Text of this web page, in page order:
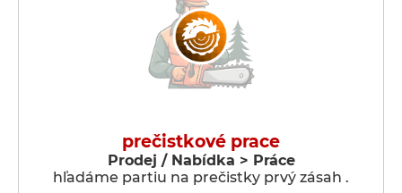
prečistkové prace
Prodej / Nabídka > Práce
hľadáme partiu na prečistky prvý zásah .